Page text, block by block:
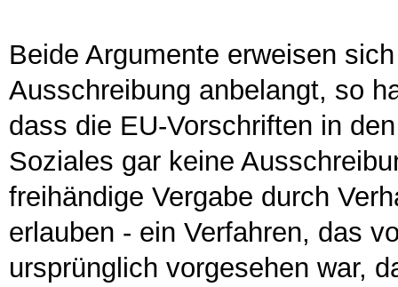
Beide Argumente erweisen
Ausschreibung anbelangt, so
dass die EU-Vorschriften in
Soziales gar keine
freihändige Vergabe durch
erlauben - ein Verfahren, das
ursprünglich vorgesehen war,